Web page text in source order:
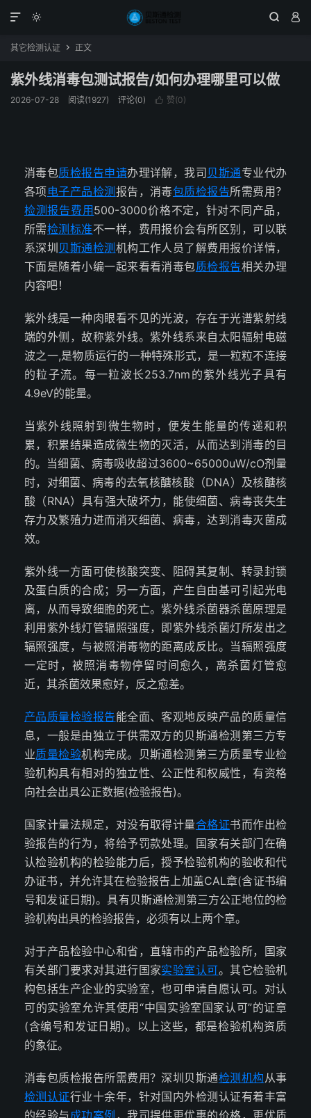
  

其它检测认证  正文
紫外线消毒包测试报告/如何办理哪里可以做
2026-07-28 阅读(1927) 评论(0)  赞(0)
消毒包质检报告申请办理详解，我司 贝斯通专业代办
各项电子产品检测 报告，消毒包质检报告所需费用？
检测报告费用 500-3000价格不定，针对不同产品，
所需检测标准不一样，费用报价会有所区别，可以联
系深圳 贝斯通检测 机构工作人员了解费用报价详情，
下面是随着小编一起来看看消毒包质检报告相关办理
内容吧！
紫外线是一种肉眼看不见的光波，存在于光谱紫射线
端的外侧，故称紫外线。紫外线系来自太阳辐射电磁
波之一,是物质运行的一种特殊形式，是一粒粒不连接
的粒子流。每一粒波长253.7nm的紫外线光子具有
4.9eV的能量。
当紫外线照射到微生物时，便发生能量的传递和积
累，积累结果造成微生物的灭活，从而达到消毒的目
的。当细菌、病毒吸收超过3600~65000uW/cO剂量
时，对细菌、病毒的去氧核醣核酸（DNA）及核醣核
酸（RNA）具有强大破坏力，能使细菌、病毒丧失生
存力及繁殖力进而消灭细菌、病毒，达到消毒灭菌成
效。
紫外线一方面可使核酸突变、阻碍其复制、转录封锁
及蛋白质的合成；另一方面，产生自由基可引起光电
离，从而导致细胞的死亡。紫外线杀菌器杀菌原理是
利用紫外线灯管辐照强度，即紫外线杀菌灯所发出之
辐照强度，与被照消毒物的距离成反比。当辐照强度
一定时，被照消毒物停留时间愈久，离杀菌灯管愈
近，其杀菌效果愈好，反之愈差。
产品质量检验报告能全面、客观地反映产品的质量信
息，一般是由独立于供需双方的贝斯通检测第三方专
业质量检验机构完成。贝斯通检测第三方质量专业检
验机构具有相对的独立性、公正性和权威性，有资格
向社会出具公正数据(检验报告)。
国家计量法规定，对没有取得计量合格证书而作出检
验报告的行为，将给予罚款处理。国家有关部门在确
认检验机构的检验能力后，授予检验机构的验收和代
办证书，并允许其在检验报告上加盖CAL章(含证书编
号和发证日期)。具有贝斯通检测第三方公正地位的检
验机构出具的检验报告，必须有以上两个章。
对于产品检验中心和省，直辖市的产品检验所，国家
有关部门要求对其进行国家实验室认可。其它检验机
构包括生产企业的实验室，也可申请自愿认可。对认
可的实验室允许其使用“中国实验室国家认可”的证章
(含编号和发证日期)。以上这些，都是检验机构资质
的象征。
消毒包质检报告所需费用？深圳贝斯通检测机构从事
检测认证行业十余年，针对国内外检测认证有着丰富
的经验与成功案例 ，我司提供更优惠的价格，更优质